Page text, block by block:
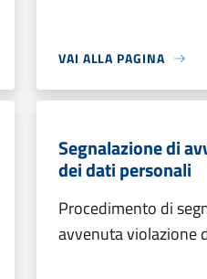
VAI ALLA PAGINA
Segnalazione di
dei dati personali
Procedimento di
avvenuta violazione